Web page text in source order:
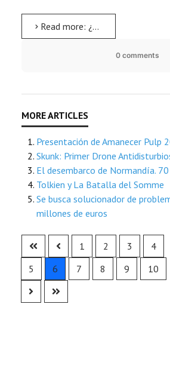
Read more: ¿Conoces a Markus Kowalski?
0 comments
Presentación de Amanecer Pulp
Skunk: Primer Drone
El desembarco de Normandía.
Tolkien y La Batalla del Somme
Se busca solucionador de
millones de euros
1 2 3
4
5
6 7 8 9 10